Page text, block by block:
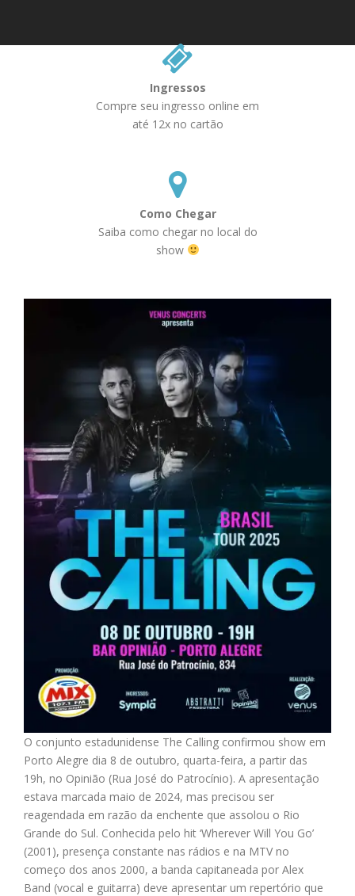
Ingressos
Compre seu ingresso online em
até 12x no cartão
Como Chegar
Saiba como chegar no local do
show
O conjunto estadunidense The Calling confirmou show em
Porto Alegre dia 8 de outubro, quarta-feira, a partir das
19h, no Opinião (Rua José do Patrocínio). A apresentação
estava marcada maio de 2024, mas precisou ser
reagendada em razão da enchente que assolou o Rio
Grande do Sul. Conhecida pelo hit ‘Wherever Will You Go’
(2001), presença constante nas rádios e na MTV no
começo dos anos 2000, a banda capitaneada por Alex
Band (vocal e guitarra) deve apresentar um repertório que